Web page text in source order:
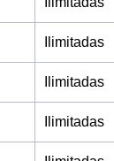
Ilimitadas
Ilimitadas
Ilimitadas